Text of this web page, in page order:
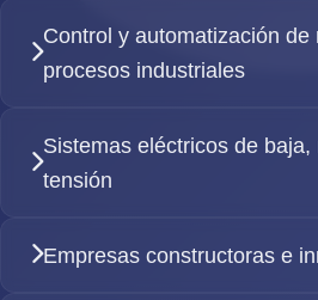
Control y automatización de
procesos industriales
Sistemas eléctricos de baja,
tensión
Empresas constructoras e